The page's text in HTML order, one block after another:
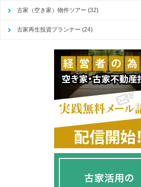
古家（空き家）物件ツアー (32)
古家再生投資プランナー (24)